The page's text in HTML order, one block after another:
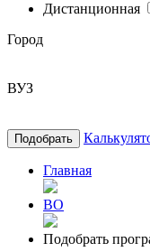
Дистанционная
Город
ВУЗ
Подобрать
Главная
ВО
Подобрать